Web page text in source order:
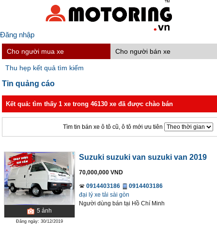
Đăng nhập
Cho người mua xe Cho người bán xe
Thu hẹp kết quả tìm kiếm
Tin quảng cáo
Kết quả: tìm thấy 1 xe trong 46130 xe đã được chào bán
Tìm tin bán xe ô tô cũ, ô tô mới ưu tiên
5 ảnh
Đăng ngày: 30/12/2019
Suzuki suzuki van suzuki van 2019
70,000,000 VND
0914403186
0914403186
đại lý xe tải sài gòn
Người dùng bán tại Hồ Chí Minh